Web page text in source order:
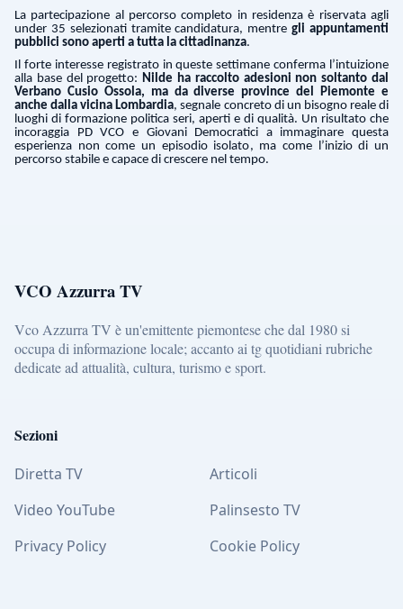
La partecipazione al percorso completo in residenza è riservata agli
under 35 selezionati tramite candidatura, mentregli appuntamenti
pubblici sono aperti a tutta la cittadinanza.
Il forte interesse registrato in queste settimane conferma l’intuizione
alla base del progetto:Nilde ha raccolto adesioni non soltanto dal
Verbano Cusio Ossola, ma da diverse province del Piemonte e
anche dalla vicina Lombardia, segnale concreto di un bisogno reale di
luoghi di formazione politica seri, aperti e di qualità. Un risultato che
incoraggia PD VCO e Giovani Democratici a immaginare questa
esperienza non come un episodio isolato, ma come l’inizio di un
percorso stabile e capace di crescere nel tempo.
VCO Azzurra TV
Vco Azzurra TV è un'emittente piemontese che dal 1980 si
occupa di informazione locale; accanto ai tg quotidiani rubriche
dedicate ad attualità, cultura, turismo e sport.
Sezioni
Diretta TV
Articoli
Video YouTube
Palinsesto TV
Privacy Policy
Cookie Policy